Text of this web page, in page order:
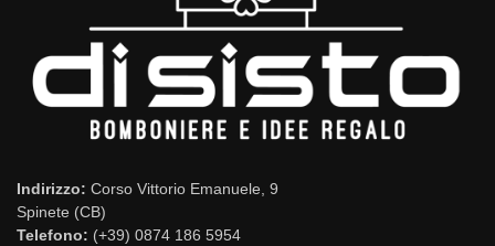
Indirizzo: Corso Vittorio Emanuele, 9
Spinete (CB)
Telefono: (+39) 0874 186 5954